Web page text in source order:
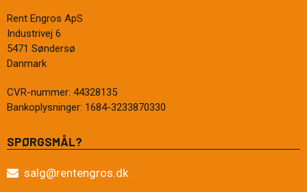
Rent Engros ApS
Industrivej 6
5471 Søndersø
Danmark
CVR-nummer: 44328135
Bankoplysninger: 1684-3233870330
SPØRGSMÅL?
salg@rentengros.dk